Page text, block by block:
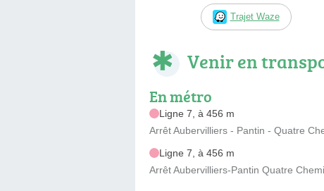
Trajet Waze
Venir en
En métro
Ligne 7, à 456 m
Arrêt Aubervilliers - Pantin - Quatre
Ligne 7, à 456 m
Arrêt Aubervilliers-Pantin Quatre